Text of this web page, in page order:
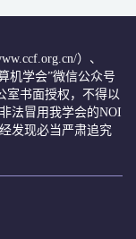
）、
机学会”微信公众号
室书面授权，不得以
法冒用我学会的NOI
发现必当严肃追究